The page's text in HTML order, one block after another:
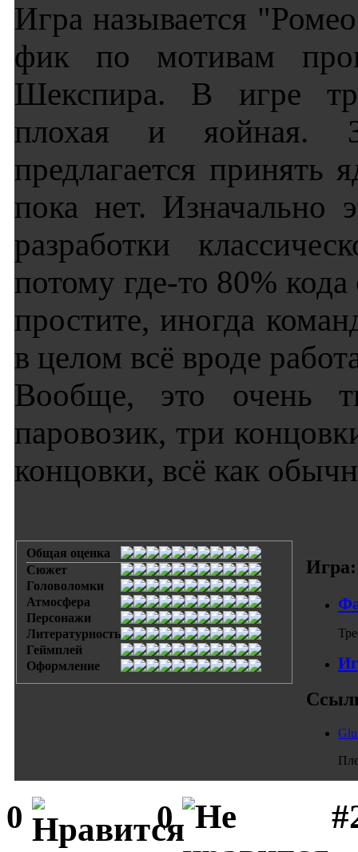
Игра называется
фик по мотивам
Шекспира. В игре
плохая и яойная.
предлагается принять
пока нет. Изначально
разработки
потому где-то 80%
простите, иногда
в целом всё вроде
Вообще, это очень
паровозик, три
концовки, всё как
Общая оценка
Сюжет
Головоломки
Атмосфера
Персонажи
Литературность
Геймплей
Оформление
Игра:
0 0